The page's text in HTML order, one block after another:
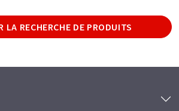
LA RECHERCHE DE PRODUITS